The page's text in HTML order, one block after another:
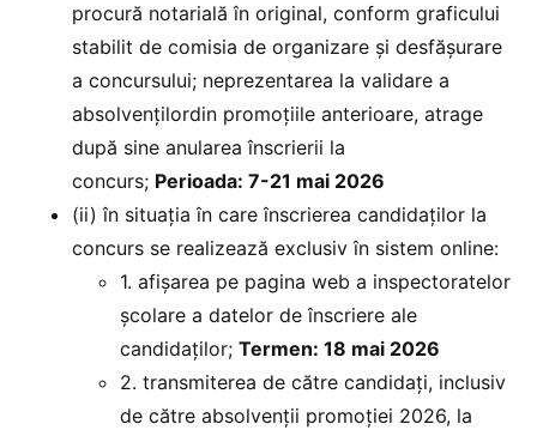
procură notarială în original, conform graficului
stabilit de comisia de organizare și desfășurare
a concursului; neprezentarea la validare a
absolvențilordin promoțiile anterioare, atrage
după sine anularea înscrierii la
concurs; Perioada: 7-21 mai 2026
(ii) în situaţia în care înscrierea candidaţilor la
concurs se realizează exclusiv în sistem online:
1. afişarea pe pagina web a inspectoratelor
şcolare a datelor de înscriere ale
candidaţilor; Termen: 18 mai 2026
2. transmiterea de către candidaţi, inclusiv
de către absolvenții promoției 2026, la